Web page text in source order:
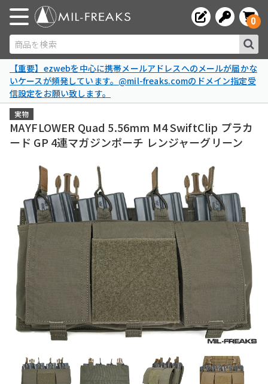
商品を検索
0
【重要】ezwebを中心に携帯メールアドレスへのメールが届かな
いケースが頻発しています。@mil-freaks.comのドメイン指定受
信設定をお願い致します。
実物
MAYFLOWER Quad 5.56mm M4 SwiftClip プラカ
ード GP 4連マガジンポーチ レンジャーグリーン